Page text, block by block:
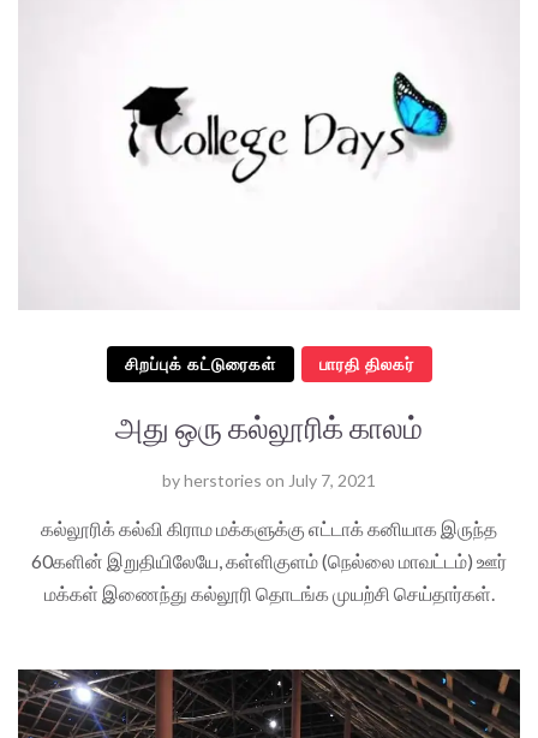
சிறப்புக் கட்டுரைகள் பாரதி திலகர்
அது ஒரு கல்லூரிக் காலம்
byherstories on July 7, 2021
கல்லூரிக் கல்வி கிராம மக்களுக்கு எட்டாக் கனியாக இருந்த
60களின் இறுதியிலேயே, கள்ளிகுளம் (நெல்லை மாவட்டம்) ஊர்
மக்கள் இணைந்து கல்லூரி தொடங்க முயற்சி செய்தார்கள்.